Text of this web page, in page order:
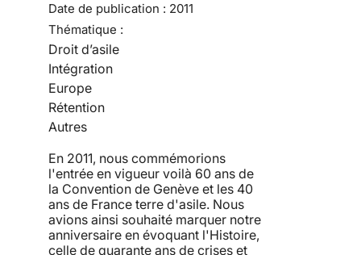
Date de publication : 2011
Thématique :
Droit d’asile
Intégration
Europe
Rétention
Autres
En 2011, nous commémorions
l'entrée en vigueur voilà 60 ans de
la Convention de Genève et les 40
ans de France terre d'asile. Nous
avions ainsi souhaité marquer notre
anniversaire en évoquant l'Histoire,
celle de quarante ans de crises et